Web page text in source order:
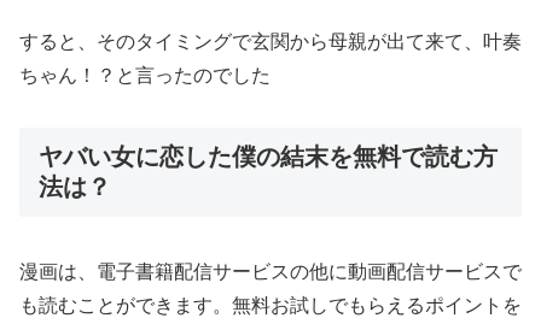
すると、そのタイミングで玄関から母親が出て来て、叶奏
ちゃん！？と言ったのでした
ヤバい女に恋した僕の結末を無料で読む方
法は？
漫画は、電子書籍配信サービスの他に動画配信サービスで
も読むことができます。無料お試しでもらえるポイントを